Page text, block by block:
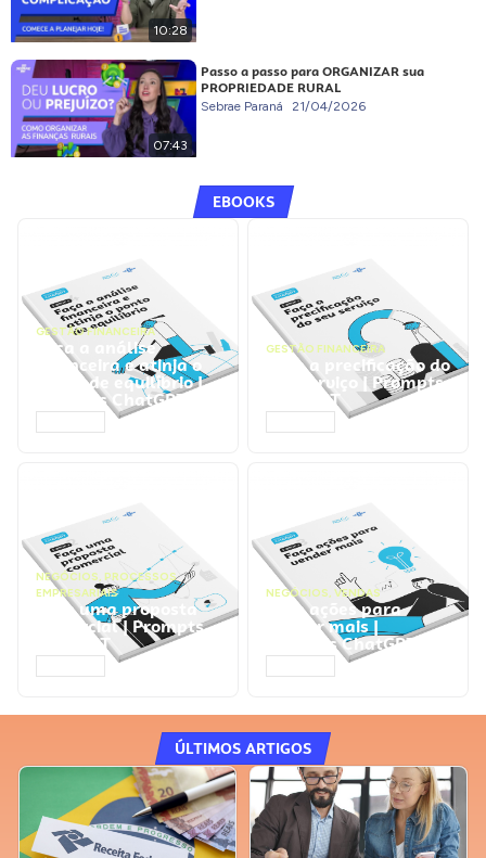
10:28
07:43
Passo a passo para ORGANIZAR sua
PROPRIEDADE RURAL
Sebrae Paraná 21/04/2026
EBOOKS
GESTÃO FINANCEIRA
Faça a análise
financeira e atinja o
ponto de equilíbrio |
Prompts ChatGPT
GESTÃO FINANCEIRA
Faça a precificação do
seu serviço | Prompts
ChatGPT
NEGÓCIOS, PROCESSOS
EMPRESARIAIS
Faça uma proposta
comercial | Prompts
ChatGPT
NEGÓCIOS, VENDAS
Faça ações para
vender mais |
Prompts ChatGPT
ÚLTIMOS ARTIGOS